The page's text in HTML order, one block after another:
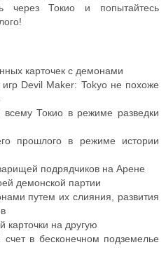
через Токио и попытайтесь
карточек с демонами
Devil Maker: Tokyo не похоже
Токио в режиме разведки
прошлого в режиме истории
подрядчиков на Арене
демонской партии
путем их слияния, развития
на другую
в бесконечном подземелье